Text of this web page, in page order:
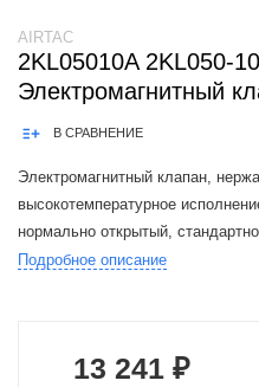
AIRTAC
2KL05010A 2KL050-
Электромагнитный
В СРАВНЕНИЕ
Электромагнитный клапан,
высокотемпературное
нормально открытый,
присоеденительная резьба,
Подробное описание
13 241 ₽